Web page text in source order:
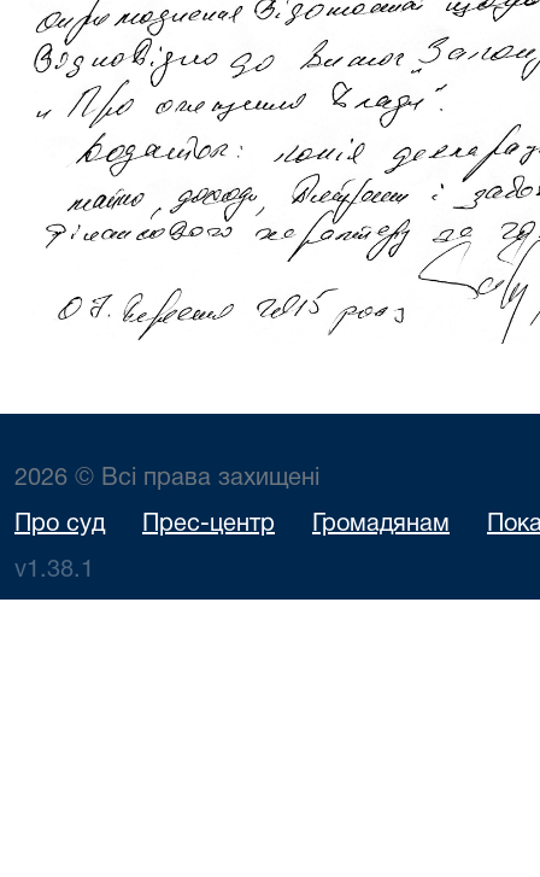
2026 © Всі права захищені
Про суд Прес-центр Громадянам
v1.38.1